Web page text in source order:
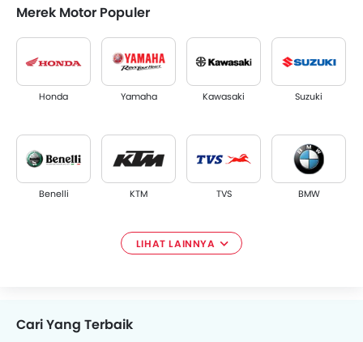
Merek Motor Populer
Honda Yamaha Kawasaki Suzuki
Benelli KTM TVS BMW
LIHAT LAINNYA
Cari Yang Terbaik